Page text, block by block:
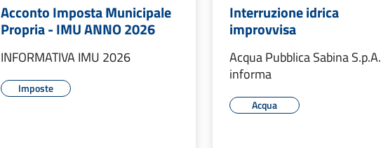
Acconto Imposta Municipale
Propria - IMU ANNO 2026
INFORMATIVA IMU 2026
Imposte
Interruzione idrica
improvvisa
Acqua Pubblica Sabina S.p.A.
informa
Acqua